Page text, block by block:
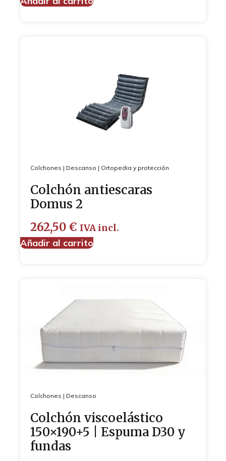
Colchones | Descanso | Ortopedia y protección
Colchón antiescaras
Domus 2
262,50 € IVA incl.
Añadir al carrito
Colchones | Descanso
Colchón viscoelástico
150×190+5 | Espuma D30 y
fundas